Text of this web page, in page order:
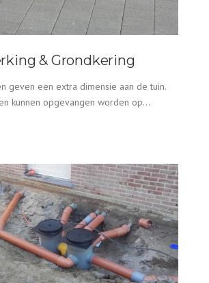
& Grondkering
geven een extra dimensie aan de tuin.
kunnen opgevangen worden op...